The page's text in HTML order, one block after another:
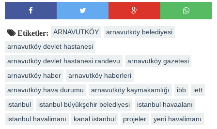
Etiketler: ARNAVUTKÖY
arnavutköy belediyesi
arnavutköy devlet hastanesi
arnavutköy devlet hastanesi randevu
arnavutköy gazetesi
arnavutköy haber
arnavutköy haberleri
arnavutköy hava durumu
arnavutköy kaymakamlığı ibb
iett
istanbul
istanbul büyükşehir belediyesi
istanbul havaalanı
istanbul havalimanı
kanal istanbul projeler yeni havalimanı